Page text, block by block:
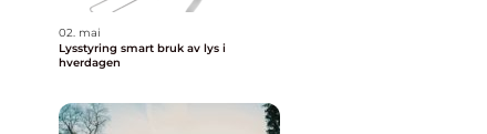
02. mai
Lysstyring smart bruk av lys i
hverdagen